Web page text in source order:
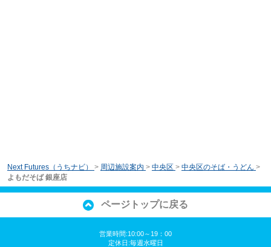
Next Futures（うちナビ） > 周辺施設案内 > 中央区 > 中央区のそば・うどん >
よもだそば 銀座店
ページトップに戻る
営業時間:10:00～19：00
定休日:毎週水曜日